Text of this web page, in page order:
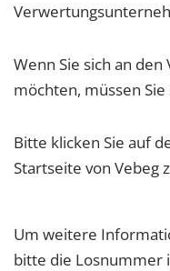
Wenn Sie sich an
möchten, müssen
Bitte klicken Sie auf
Startseite von Vebeg
Um weitere
bitte die Losnummer